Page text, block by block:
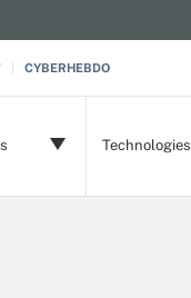
CYBERHEBDO
Technologies